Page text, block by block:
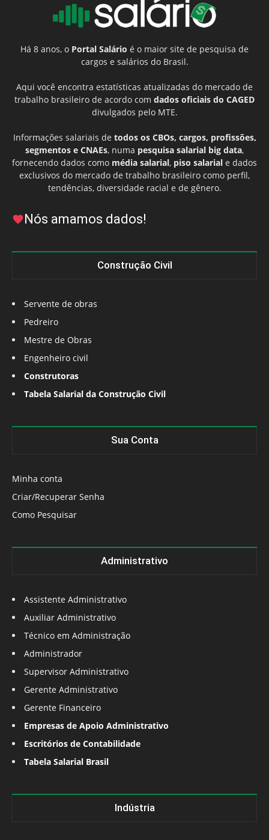
Há 8 anos, o Portal Salário é o maior site de pesquisa de
cargos e salários do Brasil.
Aqui você encontra estatísticas atualizadas do mercado de
trabalho brasileiro de acordo com dados oficiais do CAGED
divulgados pelo MTE.
Informações salariais de todos os CBOs, cargos, profissões,
segmentos e CNAEs, numa pesquisa salarial big data,
fornecendo dados como média salarial, piso salarial e dados
exclusivos do mercado de trabalho brasileiro como perfil,
tendências, diversidade racial e de gênero.
Nós amamos dados!
Construção Civil
Servente de obras
Pedreiro
Mestre de Obras
Engenheiro civil
Construtoras
Tabela Salarial da Construção Civil
Sua Conta
Minha conta
Criar/Recuperar Senha
Como Pesquisar
Administrativo
Assistente Administrativo
Auxiliar Administrativo
Técnico em Administração
Administrador
Supervisor Administrativo
Gerente Administrativo
Gerente Financeiro
Empresas de Apoio Administrativo
Escritórios de Contabilidade
Tabela Salarial Brasil
Indústria